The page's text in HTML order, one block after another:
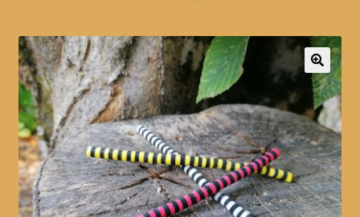
CGV
COMMANDE
contacts
LA TEAM MJ….